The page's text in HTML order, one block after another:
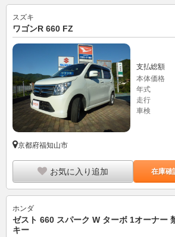
スズキ
ワゴンR 660 FZ
支払総額
本体価格
年式
走行
車検
京都府福知山市
お気に入り追加 在庫確
ホンダ
ゼスト 660 スパーク W ターボ 1オーナー
キー